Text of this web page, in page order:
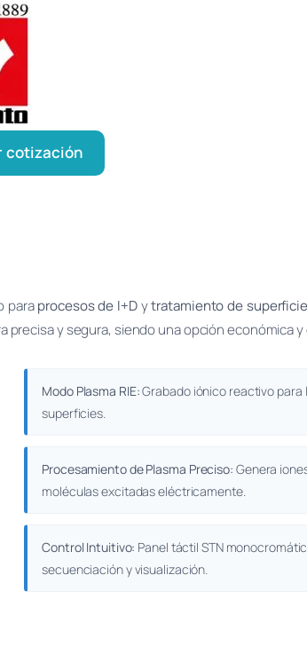
cotización
paraprocesos de I+Dytratamiento de
y segura, siendo una opción económica
Modo Plasma RIE:Grabado iónico reactivo
superficies.
Procesamiento de Plasma Preciso: Genera
moléculas excitadas eléctricamente.
Control Intuitivo: Panel táctil STN
secuenciación y visualización.